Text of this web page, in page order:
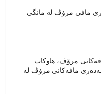
مافی مرۆڤ له‌ مانگی
مرۆڤ، هاوکات
مافەکانی مرۆڤ لە